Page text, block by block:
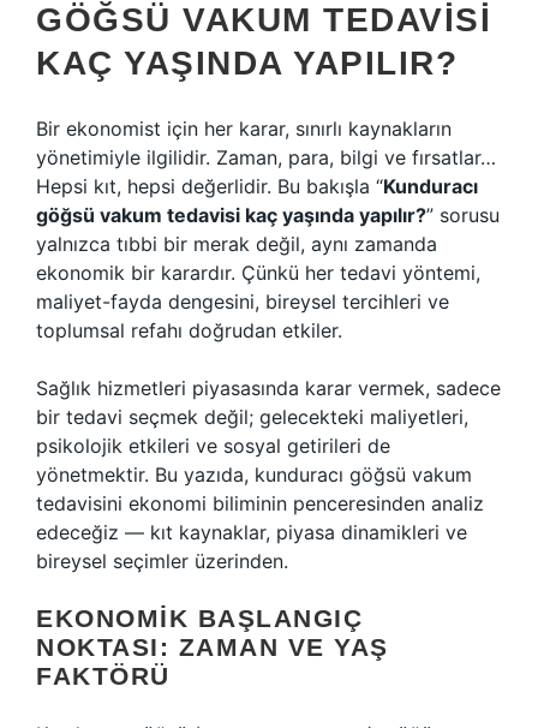
GÖĞSÜ VAKUM TEDAVISI
KAÇ YAŞINDA YAPILIR?
Bir ekonomist için her karar, sınırlı kaynakların
yönetimiyle ilgilidir. Zaman, para, bilgi ve fırsatlar…
Hepsi kıt, hepsi değerlidir. Bu bakışla “Kunduracı
göğsü vakum tedavisi kaç yaşında yapılır?” sorusu
yalnızca tıbbi bir merak değil, aynı zamanda
ekonomik bir karardır. Çünkü her tedavi yöntemi,
maliyet-fayda dengesini, bireysel tercihleri ve
toplumsal refahı doğrudan etkiler.
Sağlık hizmetleri piyasasında karar vermek, sadece
bir tedavi seçmek değil; gelecekteki maliyetleri,
psikolojik etkileri ve sosyal getirileri de
yönetmektir. Bu yazıda, kunduracı göğsü vakum
tedavisini ekonomi biliminin penceresinden analiz
edeceğiz — kıt kaynaklar, piyasa dinamikleri ve
bireysel seçimler üzerinden.
EKONOMIK BAŞLANGIÇ
NOKTASI: ZAMAN VE YAŞ
FAKTÖRÜ